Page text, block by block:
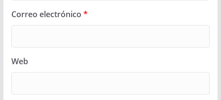
Correo electrónico *
Web